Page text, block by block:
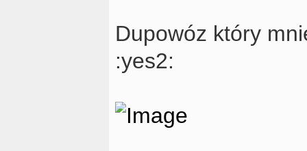
Dupowóz który
:yes2: